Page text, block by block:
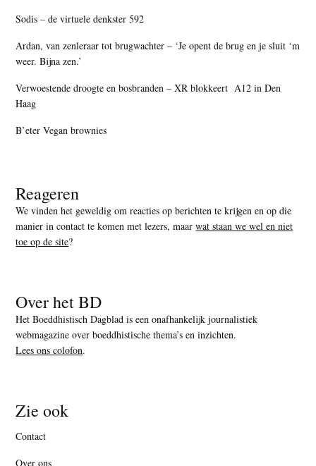
Sodis – de virtuele denkster 592
Ardan, van zenleraar tot brugwachter – ‘Je opent de brug en je sluit ‘m
weer. Bijna zen.’
Verwoestende droogte en bosbranden – XR blokkeert A12 in Den
Haag
B’eter Vegan brownies
Reageren
We vinden het geweldig om reacties op berichten te krijgen en op die
manier in contact te komen met lezers, maarwat staan we wel en niet
toe op de site?
Over het BD
Het Boeddhistisch Dagblad is een onafhankelijk journalistiek
webmagazine over boeddhistische thema’s en inzichten.
Lees ons colofon.
Zie ook
Contact
Over ons